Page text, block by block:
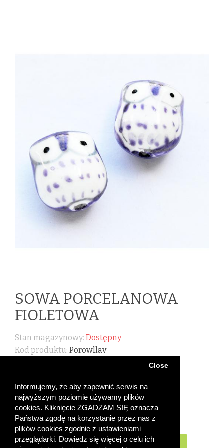
Informujemy, że aby zapewnić serwis na
najwyższym poziomie używamy plików
cookies. Kliknięcie ZGADZAM SIĘ oznacza
Państwa zgodę na korzystanie przez nas z
plików cookies zgodnie z ustawieniami
przeglądarki. Dowiedz się więcej o celu ich
Close
SOWA PORCELANOWA
FIOLETOWA
Stan magazynowy: Dostępny
Kod produktu: Porowllav
Ilość